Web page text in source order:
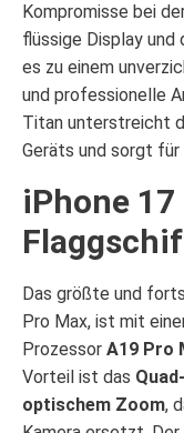
Kompromisse bei
flüssige Display
es zu einem
und professionelle
Titan unterstreicht
Geräts und sorgt
iPhone 17
Das größte und
Pro Max, ist mit
Prozessor A19 Pro
Vorteil ist das
optischem Zoom,